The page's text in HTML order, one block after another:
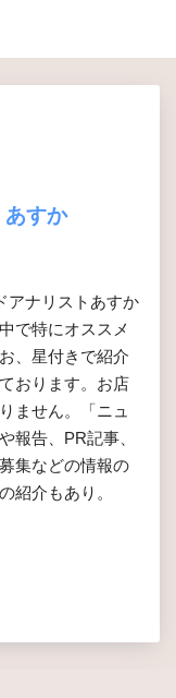
あすか
アナリストあすか
で特にオススメ
、星付きで紹介
おります。お店
ません。「ニュ
報告、PR記事、
集などの情報の
紹介もあり。